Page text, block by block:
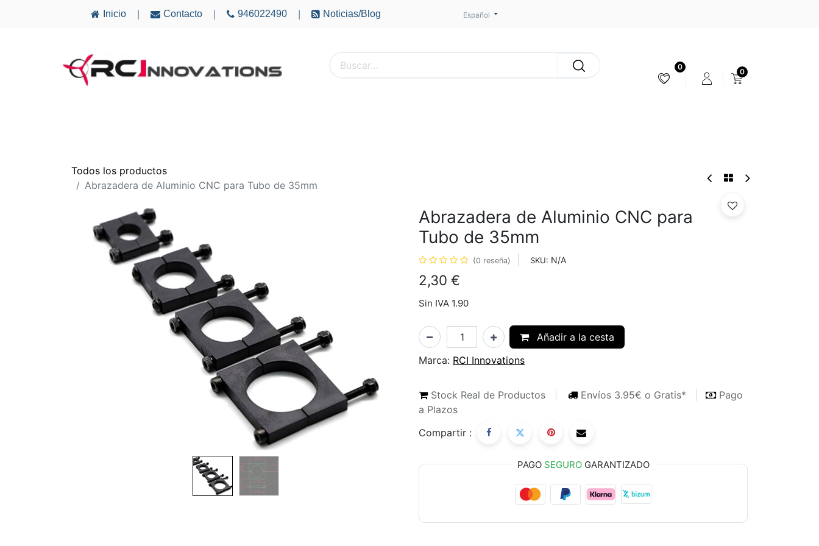
Inicio Contacto 946022490 Noticias/Blog Español
0
0
Todos los productos
Abrazadera de Aluminio CNC para Tubo de 35mm
Abrazadera de Aluminio CNC para
Tubo de 35mm
(0 reseña) SKU: N/A
2,30 €
Sin IVA 1.90
Añadir a la cesta
Marca: RCI Innovations
Stock Real de Productos Envíos 3.95€ o Gratis*
Pago
a Plazos
Compartir :
PAGO SEGUROGARANTIZADO